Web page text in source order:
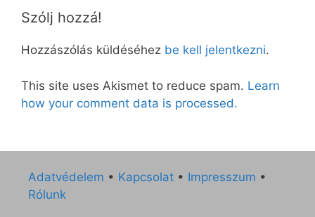
Szólj hozzá!
Hozzászólás küldéséhez be kell jelentkezni.
This site uses Akismet to reduce spam. Learn
how your comment data is processed.
Adatvédelem • Kapcsolat • Impresszum •
Rólunk